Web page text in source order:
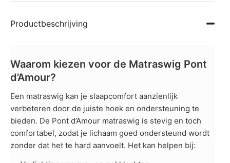
Productbeschrijving
Waarom kiezen voor de Matraswig Pont
d’Amour?
Een matraswig kan je slaapcomfort aanzienlijk
verbeteren door de juiste hoek en ondersteuning te
bieden. De Pont d’Amour matraswig is stevig en toch
comfortabel, zodat je lichaam goed ondersteund wordt
zonder dat het te hard aanvoelt. Het kan helpen bij: